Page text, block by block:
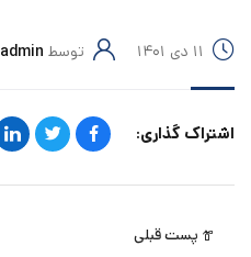
۱۱ دی ۱۴۰۱ توسط admin
اشتراک گذاری:
پست قبلی